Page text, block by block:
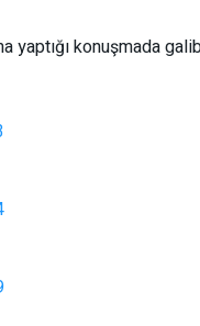
yaptığı konuşmada